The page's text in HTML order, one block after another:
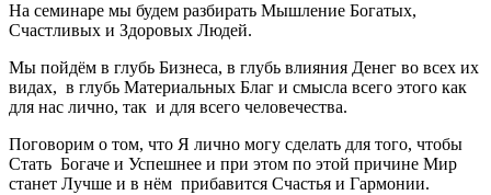
На семинаре мы будем разбирать Мышление Богатых,
Счастливых и Здоровых Людей.
Мы пойдём в глубь Бизнеса, в глубь влияния Денег во всех их
видах, в глубь Материальных Благ и смысла всего этого как
для нас лично, так и для всего человечества.
Поговорим о том, что Я лично могу сделать для того, чтобы
Стать Богаче и Успешнее и при этом по этой причине Мир
станет Лучше и в нём прибавится Счастья и Гармонии.